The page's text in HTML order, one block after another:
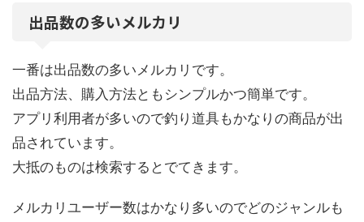
出品数の多いメルカリ
一番は出品数の多いメルカリです。
出品方法、購入方法ともシンプルかつ簡単です。
アプリ利用者が多いので釣り道具もかなりの商品が出
品されています。
大抵のものは検索するとでてきます。
メルカリユーザー数はかなり多いのでどのジャンルも